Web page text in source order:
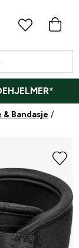
Bandasje